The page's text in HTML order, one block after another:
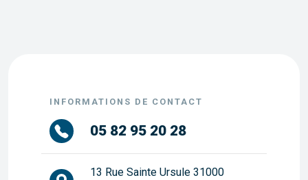
INFORMATIONS DE CONTACT
05 82 95 20 28
13 Rue Sainte Ursule 31000